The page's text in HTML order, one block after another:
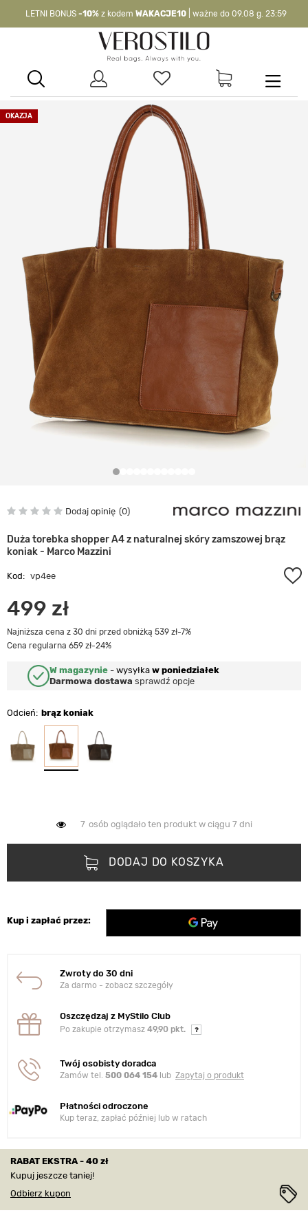
LETNI BONUS -10% z kodem WAKACJE10 | ważne do 09.08 g. 23:59
WAKACJE10| nie dotyczy produktów z flagą OKAZJA >
OKAZJA
Dodaj opinię 0
Duża torebka shopper A4 z naturalnej skóry zamszowej brąz
koniak - Marco Mazzini
Kod: vp4ee
499 zł
Najniższa cena z 30 dni przed obniżką 539 zł-7%
Cena regularna 659 zł-24%
W magazynie - wysyłka w poniedziałek
Darmowa dostawa sprawdź opcje
Odcień brąz koniak
7 osób oglądało ten produkt w ciągu 7 dni
DODAJ DO KOSZYKA
Kup i zapłać przez:
Zwroty do 30 dni
Za darmo - zobacz szczegóły
Oszczędzaj z MyStilo Club
Po zakupie otrzymasz 49,90 pkt.
Twój osobisty doradca
Zamów tel. 500 064 154 lub Zapytaj o produkt
Płatności odroczone
Kup teraz, zapłać później lub w ratach
RABAT EKSTRA - 40 zł
Kupuj jeszcze taniej!
Odbierz kupon